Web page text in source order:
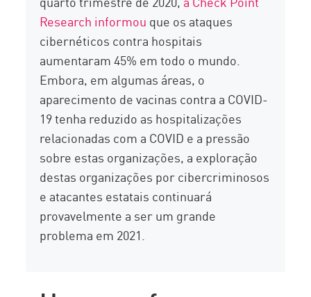
Research informou que os ataques
cibernéticos contra hospitais
aumentaram 45% em todo o mundo.
Embora, em algumas áreas, o
aparecimento de vacinas contra a COVID-
19 tenha reduzido as hospitalizações
relacionadas com a COVID e a pressão
sobre estas organizações, a exploração
destas organizações por cibercriminosos
e atacantes estatais continuará
provavelmente a ser um grande
problema em 2021.